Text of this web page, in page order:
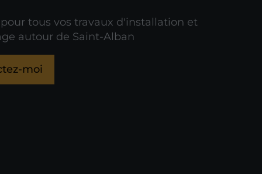
tous vos travaux d'installation et
autour de Saint-Alban
moi